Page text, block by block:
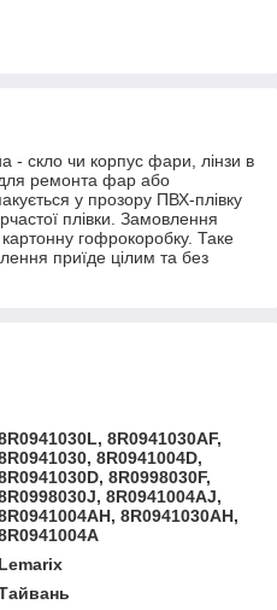
- скло чи корпус фари, лінзи в
ремонта фар або
у прозору ПВХ-плівку
плівки. Замовлення
картонну гофрокоробку. Таке
приїде цілим та без
8R0941030AF,
8R0941004D,
8R0998030F,
8R0941004AJ,
8R0941030AH,
Lemarix